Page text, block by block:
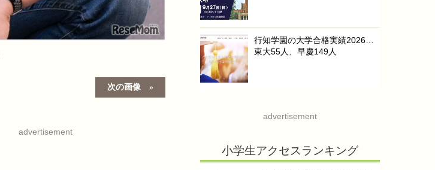
次の画像
advertisement
行知学園の大学合格実績2026…
東大55人、早慶149人
advertisement
小学生アクセスランキング